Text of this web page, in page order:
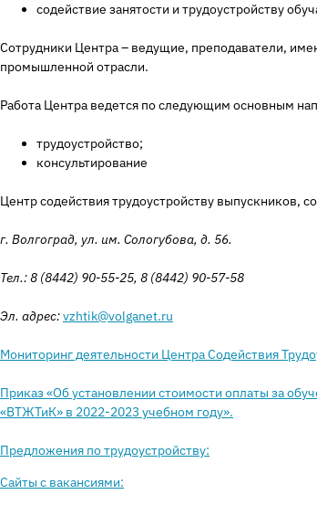
содействие занятости и трудоустройству
Сотрудники Центра – ведущие, преподаватели,
промышленной отрасли.
Работа Центра ведется по следующим основным
трудоустройство;
консультирование
Центр содействия трудоустройству выпускников,
г. Волгоград, ул. им. Сологубова, д. 56.
Тел.: 8 (8442) 90-55-25, 8 (8442) 90-57-58
Эл. адрес:vzhtik@volganet.ru
Мониторинг деятельности Центра Содействия
Приказ «Об установлении стоимости оплаты за
«ВТЖТиК» в 2022-2023 учебном году».
Предложения по трудоустройству:
Сайты с вакансиями: